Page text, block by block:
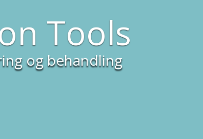
Tools
og behandling